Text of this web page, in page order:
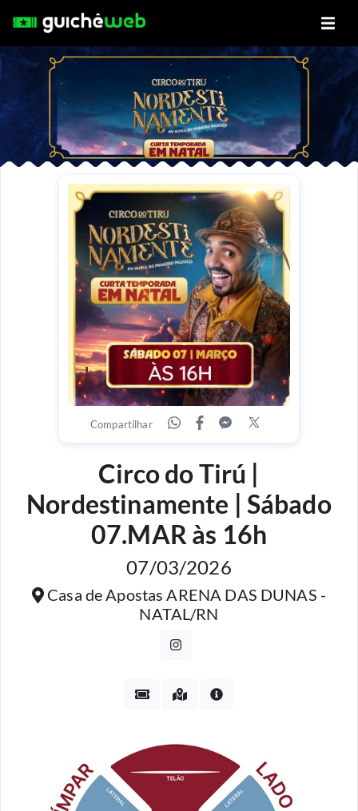
Compartilhar
Circo do Tirú |
Nordestinamente | Sábado
07.MAR às 16h
07/03/2026
Casa de Apostas ARENA DAS DUNAS -
NATAL/RN